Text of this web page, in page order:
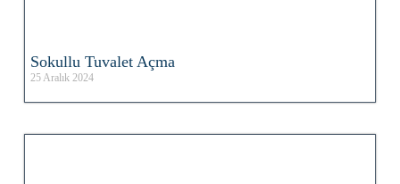
Sokullu Tuvalet Açma
25 Aralık 2024